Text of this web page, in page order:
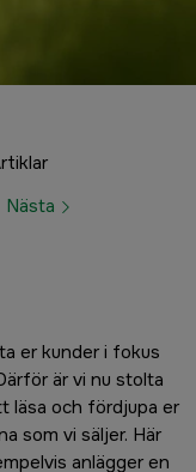
Nästa
er kunder i fokus
är vi nu stolta
läsa och fördjupa er
som vi säljer. Här
anlägger en